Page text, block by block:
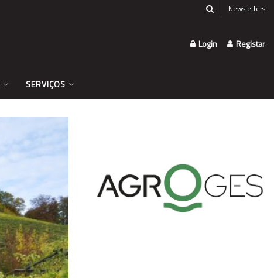
Newsletters
Login Registar
SERVIÇOS